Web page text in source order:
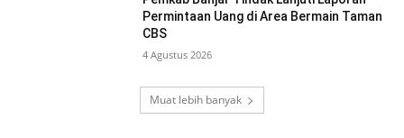
Permintaan Uang di Area Bermain Taman
CBS
4 Agustus 2026
Muat lebih banyak